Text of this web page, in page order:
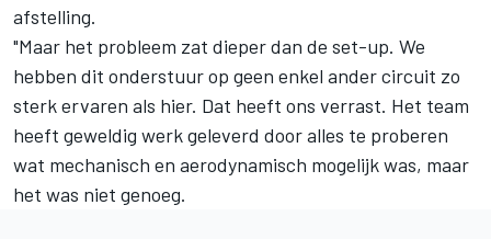
afstelling.
"Maar het probleem zat dieper dan de set-up. We
hebben dit onderstuur op geen enkel ander circuit zo
sterk ervaren als hier. Dat heeft ons verrast. Het team
heeft geweldig werk geleverd door alles te proberen
wat mechanisch en aerodynamisch mogelijk was, maar
het was niet genoeg.